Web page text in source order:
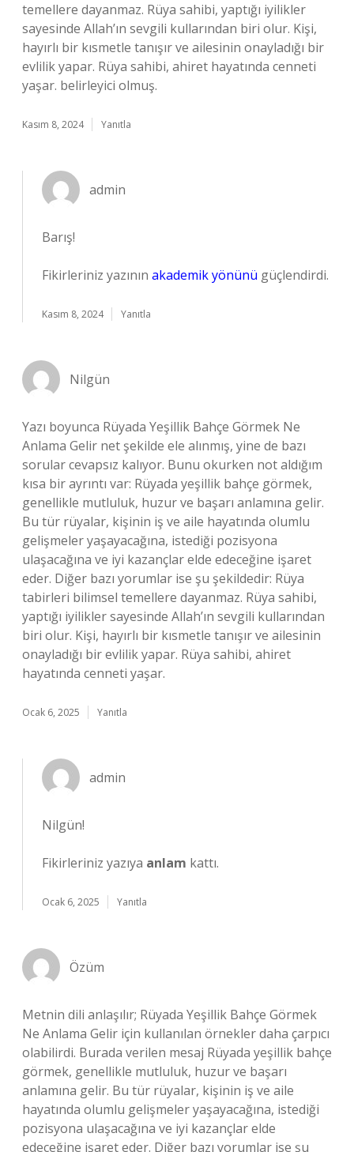
temellere dayanmaz. Rüya sahibi, yaptığı iyilikler
sayesinde Allah’ın sevgili kullarından biri olur. Kişi,
hayırlı bir kısmetle tanışır ve ailesinin onayladığı bir
evlilik yapar. Rüya sahibi, ahiret hayatında cenneti
yaşar. belirleyici olmuş.
Kasım 8, 2024 Yanıtla
admin
Barış!
Fikirleriniz yazının akademik yönünü güçlendirdi.
Kasım 8, 2024 Yanıtla
Nilgün
Yazı boyunca Rüyada Yeşillik Bahçe Görmek Ne
Anlama Gelir net şekilde ele alınmış, yine de bazı
sorular cevapsız kalıyor. Bunu okurken not aldığım
kısa bir ayrıntı var: Rüyada yeşillik bahçe görmek,
genellikle mutluluk, huzur ve başarı anlamına gelir.
Bu tür rüyalar, kişinin iş ve aile hayatında olumlu
gelişmeler yaşayacağına, istediği pozisyona
ulaşacağına ve iyi kazançlar elde edeceğine işaret
eder. Diğer bazı yorumlar ise şu şekildedir: Rüya
tabirleri bilimsel temellere dayanmaz. Rüya sahibi,
yaptığı iyilikler sayesinde Allah’ın sevgili kullarından
biri olur. Kişi, hayırlı bir kısmetle tanışır ve ailesinin
onayladığı bir evlilik yapar. Rüya sahibi, ahiret
hayatında cenneti yaşar.
Ocak 6, 2025 Yanıtla
admin
Nilgün!
Fikirleriniz yazıya anlam kattı.
Ocak 6, 2025 Yanıtla
Özüm
Metnin dili anlaşılır; Rüyada Yeşillik Bahçe Görmek
Ne Anlama Gelir için kullanılan örnekler daha çarpıcı
olabilirdi. Burada verilen mesaj Rüyada yeşillik bahçe
görmek, genellikle mutluluk, huzur ve başarı
anlamına gelir. Bu tür rüyalar, kişinin iş ve aile
hayatında olumlu gelişmeler yaşayacağına, istediği
pozisyona ulaşacağına ve iyi kazançlar elde
edeceğine işaret eder. Diğer bazı yorumlar ise şu